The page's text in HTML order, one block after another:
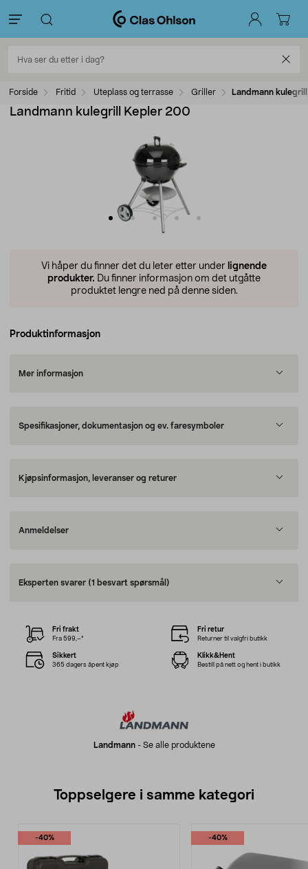
Forside Fritid Uteplass og terrasse Griller Landmann
Landmann kulegrill Kepler 200
Vi håper du finner det du leter etter under lignende
produkter. Du finner informasjon om det utgåtte
produktet lengre ned på denne siden.
Produktinformasjon
Mer informasjon
Spesifikasjoner, dokumentasjon og ev. faresymboler
Kjøpsinformasjon, leveranser og returer
Anmeldelser
Eksperten svarer (1 besvart spørsmål)
Landmann- Se alle produktene
Fri frakt
Fra 599,–*
Fri retur
Returner til valgfri butikk
Sikkert
365 dagers åpent kjøp
Klikk&Hent
Bestill på nett og hent i butikk
Toppselgere i samme kategori
-40% -40%